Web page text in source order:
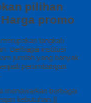
pilihan
promo
langkah
Berbagai institusi
jumlah yang banyak.
pertimbangan
menawarkan berbagai
kebutuhan.||